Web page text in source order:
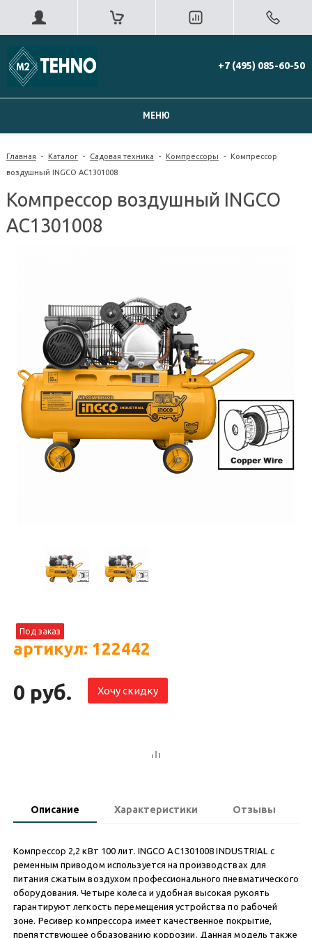
+7 (495) 085-60-50
МЕНЮ
Главная - Каталог - Садовая техника - Компрессоры - Компрессор
воздушный INGCO AC1301008
Компрессор воздушный INGCO
AC1301008
Под заказ
артикул: 122442
0 руб. Хочу скидку
Описание Характеристики Отзывы
Компрессор 2,2 кВт 100 лит. INGCO AC1301008 INDUSTRIAL с
ременным приводом используется на производствах для
питания сжатым воздухом профессионального пневматического
оборудования. Четыре колеса и удобная высокая рукоять
гарантируют легкость перемещения устройства по рабочей
зоне. Ресивер компрессора имеет качественное покрытие,
препятствующее образованию коррозии. Данная модель также